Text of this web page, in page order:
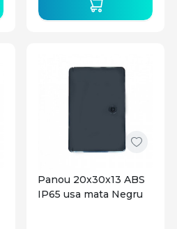
Panou 20x30x13 ABS
IP65 usa mata Negru